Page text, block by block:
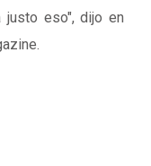
justo eso", dijo en